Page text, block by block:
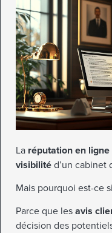
La réputation en ligne
visibilité d’un cabinet
Mais pourquoi est-ce
Parce que les avis
décision des